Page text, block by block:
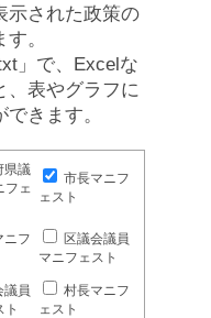
示された政策の
。
」で、Excelな
、表やグラフに
きます。
県議
フェ
市長マニフ
ェスト
ニフ
区議会議員
マニフェスト
議員
ト
村長マニフ
ェスト